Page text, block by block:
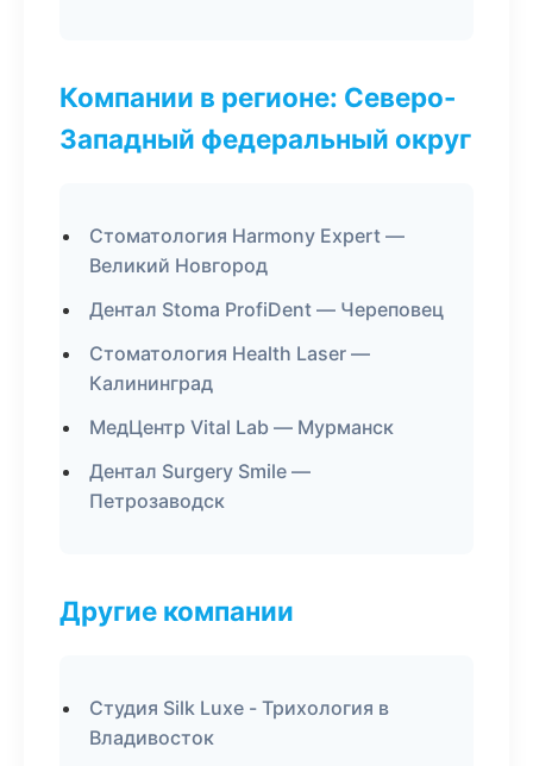
Компании в регионе: Северо-
Западный федеральный округ
Стоматология Harmony Expert —
Великий Новгород
Дентал Stoma ProfiDent — Череповец
Стоматология Health Laser —
Калининград
МедЦентр Vital Lab — Мурманск
Дентал Surgery Smile —
Петрозаводск
Другие компании
Студия Silk Luxe - Трихология в
Владивосток